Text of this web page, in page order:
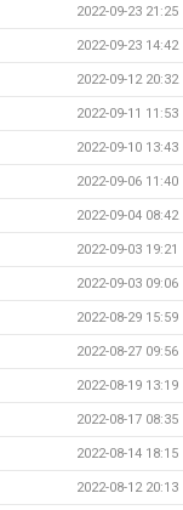
2022-09-23 21:25
2022-09-23 14:42
2022-09-12 20:32
2022-09-11 11:53
2022-09-10 13:43
2022-09-06 11:40
2022-09-04 08:42
2022-09-03 19:21
2022-09-03 09:06
2022-08-29 15:59
2022-08-27 09:56
2022-08-19 13:19
2022-08-17 08:35
2022-08-14 18:15
2022-08-12 20:13